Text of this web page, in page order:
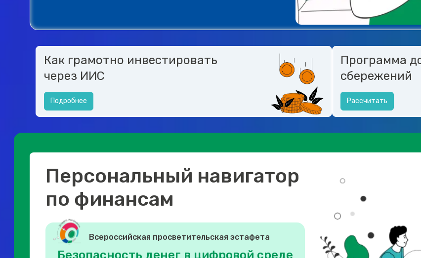
Как грамотно инвестировать
через ИИС
Подробнее
Программа
сбережений
Рассчитать
Персональный навигатор
по финансам
Всероссийская просветительская эстафета
Безопасность денег в цифровой среде